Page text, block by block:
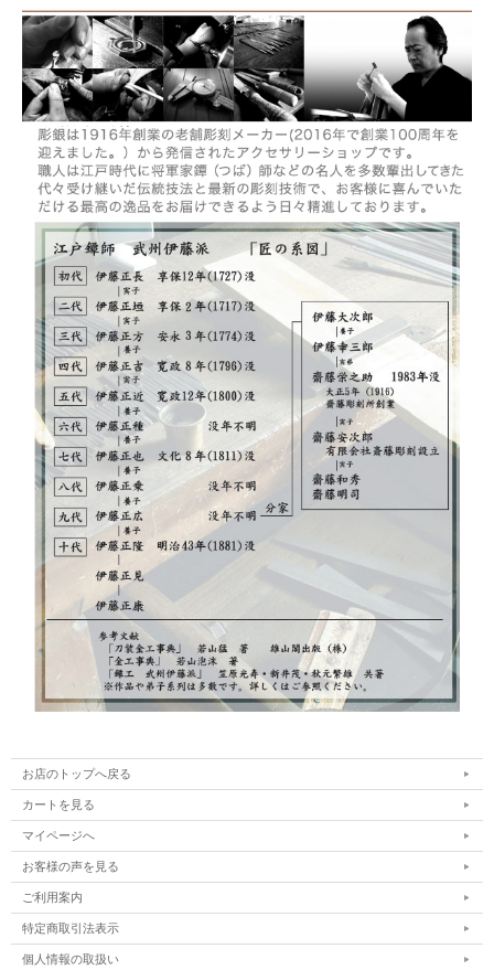
お店のトップへ戻る
カートを見る
マイページへ
お客様の声を見る
ご利用案内
特定商取引法表示
個人情報の取扱い